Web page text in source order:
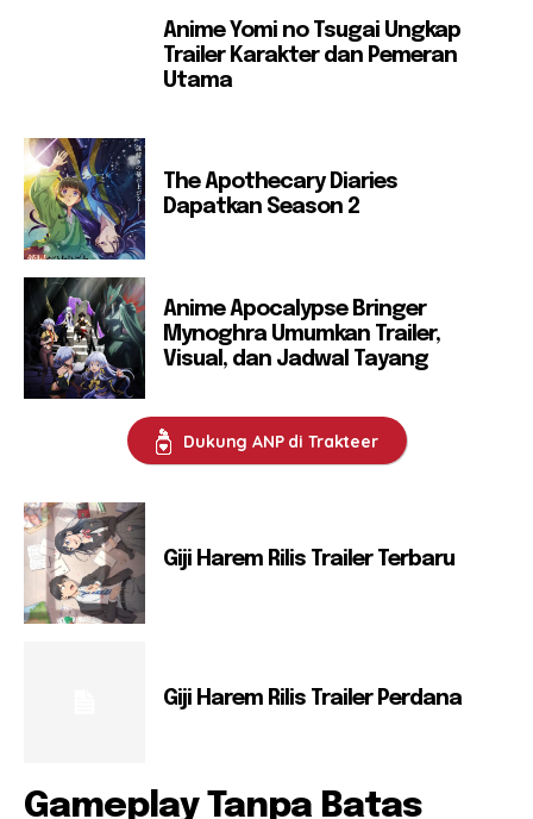
Anime Yomi no Tsugai Ungkap
Trailer Karakter dan Pemeran
Utama
The Apothecary Diaries
Dapatkan Season 2
Anime Apocalypse Bringer
Mynoghra Umumkan Trailer,
Visual, dan Jadwal Tayang
Dukung ANP di Trakteer
Giji Harem Rilis Trailer Terbaru
Giji Harem Rilis Trailer Perdana
Gameplay Tanpa Batas